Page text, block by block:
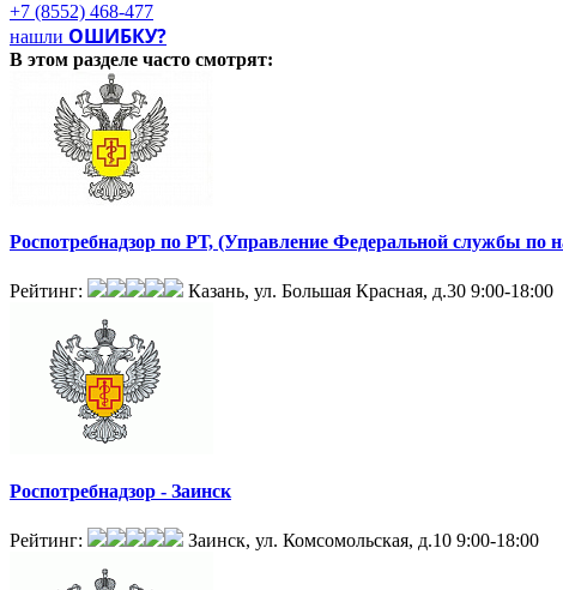
+7 (8552) 468-477
нашли ОШИБКУ?
В этом разделе часто смотрят:
Роспотребнадзор по РТ, (Управление Федеральной службы по
Рейтинг: Казань, ул. Большая Красная, д.30 9:00-18:00
Роспотребнадзор - Заинск
Рейтинг: Заинск, ул. Комсомольская, д.10 9:00-18:00